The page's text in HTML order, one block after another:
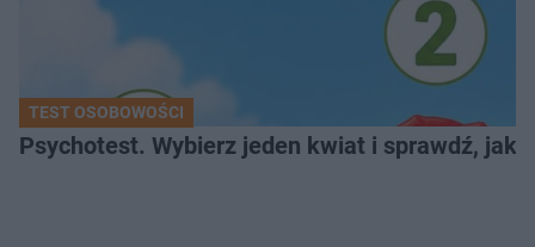
TEST OSOBOWOŚCI
Psychotest. Wybierz jeden kwiat i sprawdź, jaki